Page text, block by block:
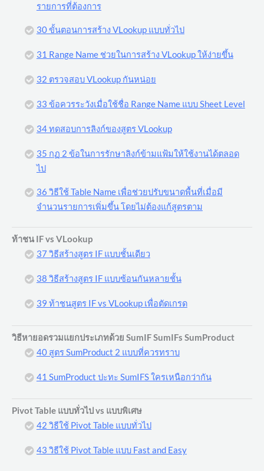
รายการที่ต้องการ
30 ขั้นตอนการสร้าง VLookup แบบทั่วไป
31 Range Name ช่วยในการสร้าง VLookup ให้ง่ายขึ้น
32 ตรวจสอบ VLookup กันหน่อย
33 ข้อควรระวังเมื่อใช้ชื่อ Range Name แบบ Sheet Level
34 ทดสอบการลิงก์ของสูตร VLookup
35 กฏ 2 ข้อในการรักษาลิงก์ข้ามแฟ้มให้ใช้งานได้ตลอด
ไป
36 วิธีใช้ Table Name เพื่อช่วยปรับขนาดพื้นที่เมื่อมี
จำนวนรายการเพิ่มขึ้น โดยไม่ต้องแก้สูตรตาม
ท้าชน IF vs VLookup
37 วิธีสร้างสูตร IF แบบชั้นเดียว
38 วิธีสร้างสูตร IF แบบซ้อนกันหลายชั้น
39 ท้าชนสูตร IF vs VLookup เพื่อตัดเกรด
วิธีหายอดรวมแยกประเภทด้วย SumIF SumIFs SumProduct
40 สูตร SumProduct 2 แบบที่ควรทราบ
41 SumProduct ปะทะ SumIFS ใครเหนือกว่ากัน
Pivot Table แบบทั่วไป vs แบบพิเศษ
42 วิธีใช้ Pivot Table แบบทั่วไป
43 วิธีใช้ Pivot Table แบบ Fast and Easy